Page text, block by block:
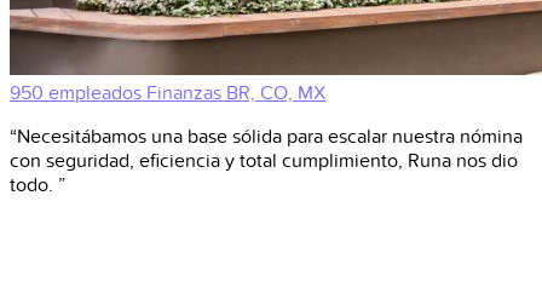
950 empleados Finanzas BR, CO, MX
“Necesitábamos una base sólida para escalar nuestra nómina
con seguridad, eficiencia y total cumplimiento, Runa nos dio
todo. ”